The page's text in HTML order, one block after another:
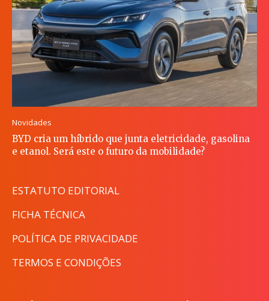
Novidades
BYD cria um híbrido que junta eletricidade, gasolina
e etanol. Será este o futuro da mobilidade?
ESTATUTO EDITORIAL
FICHA TÉCNICA
POLÍTICA DE PRIVACIDADE
TERMOS E CONDIÇÕES